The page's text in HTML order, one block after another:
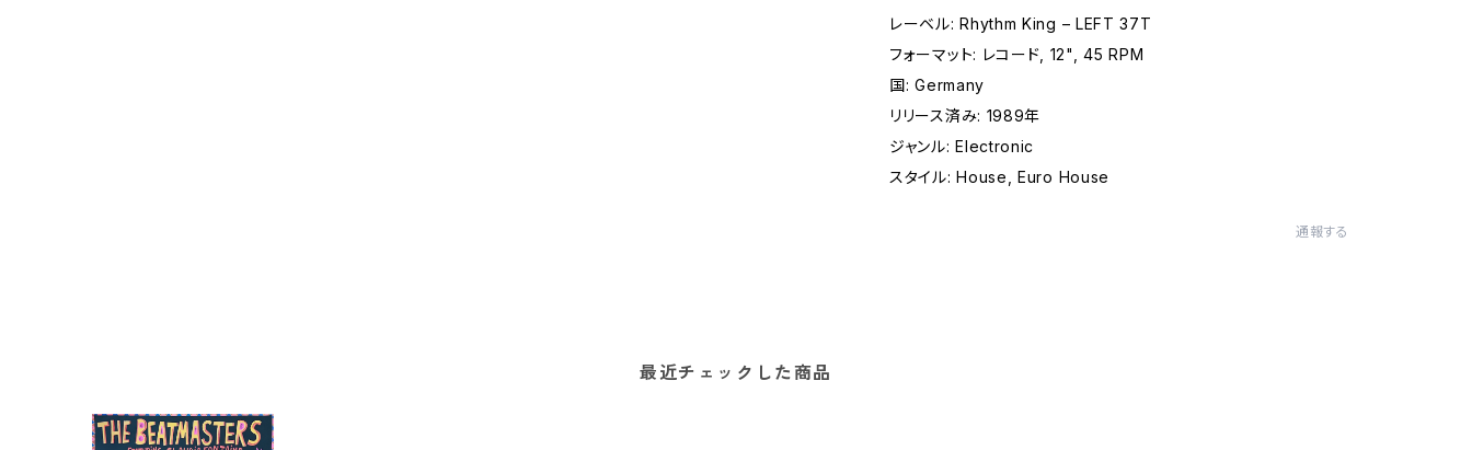
レーベル: Rhythm King – LEFT 37T
フォーマット: レコード, 12", 45 RPM
国: Germany
リリース済み: 1989年
ジャンル: Electronic
スタイル: House, Euro House
通報する
最近チェックした商品